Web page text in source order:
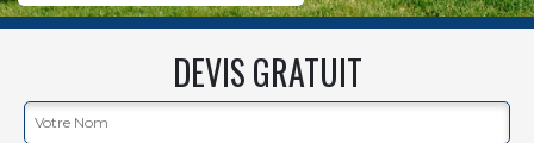
DEVIS GRATUIT